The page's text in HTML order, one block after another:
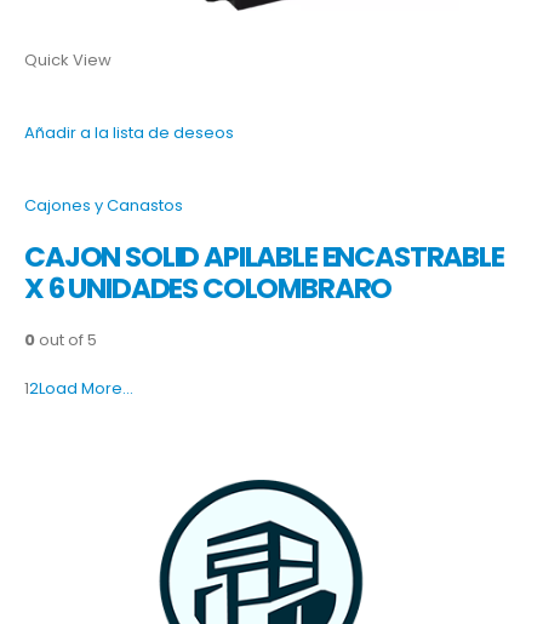
Quick View
Añadir a la lista de deseos
Cajones y Canastos
CAJON SOLID APILABLE ENCASTRABLE
X 6 UNIDADES COLOMBRARO
0 out of 5
12Load More…